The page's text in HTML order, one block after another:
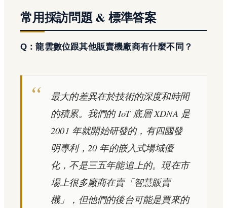
常用採訪問題 & 標準答案
Q：龍雲數位跟其他販賣機廠商有什麼不同？
最大的差異在於技術的深度和時間
的積累。我們的 IoT 底層 XDNA 是
2001 年就開始研發的，有四國發
明專利，20 年的嵌入式場域優
化，不是三五年能追上的。現在市
場上很多廠商在賣「智慧販賣
機」，但他們的後台可能是買來的